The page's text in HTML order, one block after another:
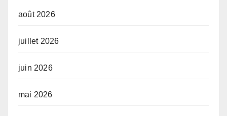
août 2026
juillet 2026
juin 2026
mai 2026